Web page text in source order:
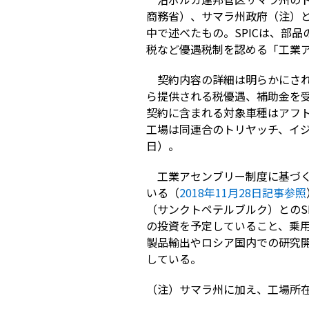
商務省）、サマラ州政府（注）
中で述べたもの。SPICは、部
税など優遇税制を認める「工業
契約内容の詳細は明らかにさ
ら提供される税優遇、補助金を
契約に含まれる対象車種はアフ
工場は同連合のトリヤッチ、イ
日）。
工業アセンブリー制度に基づ
いる（2018年11月28日記事参照
（サンクトペテルブルク）と
の投資を予定していること、乗
製品輸出やロシア国内での研究
している。
（注）サマラ州に加え、工場